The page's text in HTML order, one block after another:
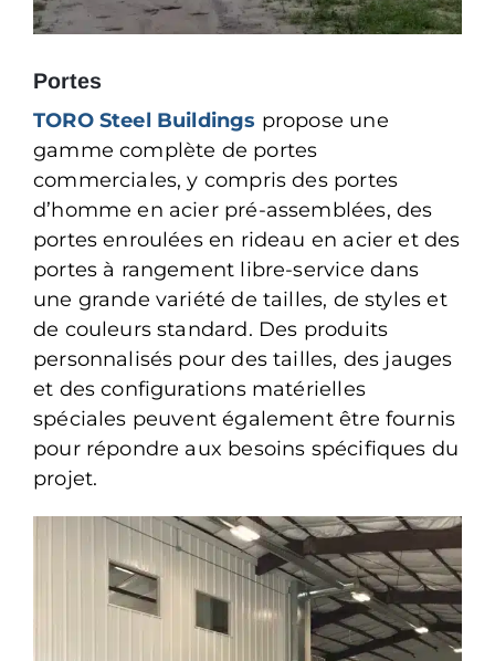
Portes
TORO Steel Buildings propose une
gamme complète de portes
commerciales, y compris des portes
d’homme en acier pré-assemblées, des
portes enroulées en rideau en acier et des
portes à rangement libre-service dans
une grande variété de tailles, de styles et
de couleurs standard. Des produits
personnalisés pour des tailles, des jauges
et des configurations matérielles
spéciales peuvent également être fournis
pour répondre aux besoins spécifiques du
projet.